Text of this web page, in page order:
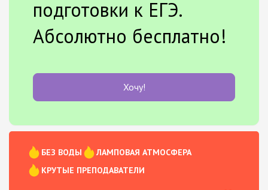
подготовки к ЕГЭ.
Абсолютно бесплатно!
Хочу!
БЕЗ ВОДЫ
ЛАМПОВАЯ АТМОСФЕРА
КРУТЫЕ ПРЕПОДАВАТЕЛИ